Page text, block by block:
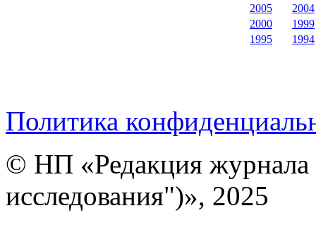
2005
2004
2000
1999
1995
1994
Политика
© НП «Редакция
исследования")», 2025